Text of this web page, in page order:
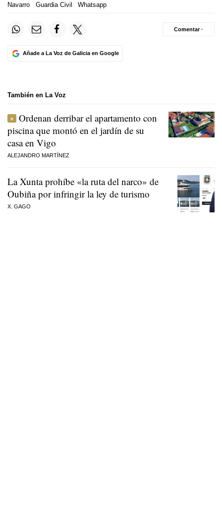
Navarro
Guardia Civil Whatsapp
Añade a La Voz de Galicia en Google
Comentar ·
También en La Voz
Ordenan derribar el apartamento con
piscina que montó en el jardín de su
casa en Vigo
ALEJANDRO MARTÍNEZ
La Xunta prohíbe «la ruta del narco» de
Oubiña por infringir la ley de turismo
X. GAGO